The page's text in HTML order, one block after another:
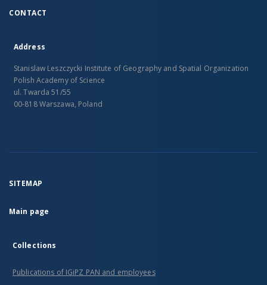
CONTACT
Address
Stanislaw Leszczycki Institute of Geography and Spatial Organization
Polish Academy of Science
ul. Twarda 51/55
00-818 Warszawa, Poland
SITEMAP
Main page
Collections
Publications of IGiPZ PAN and employees